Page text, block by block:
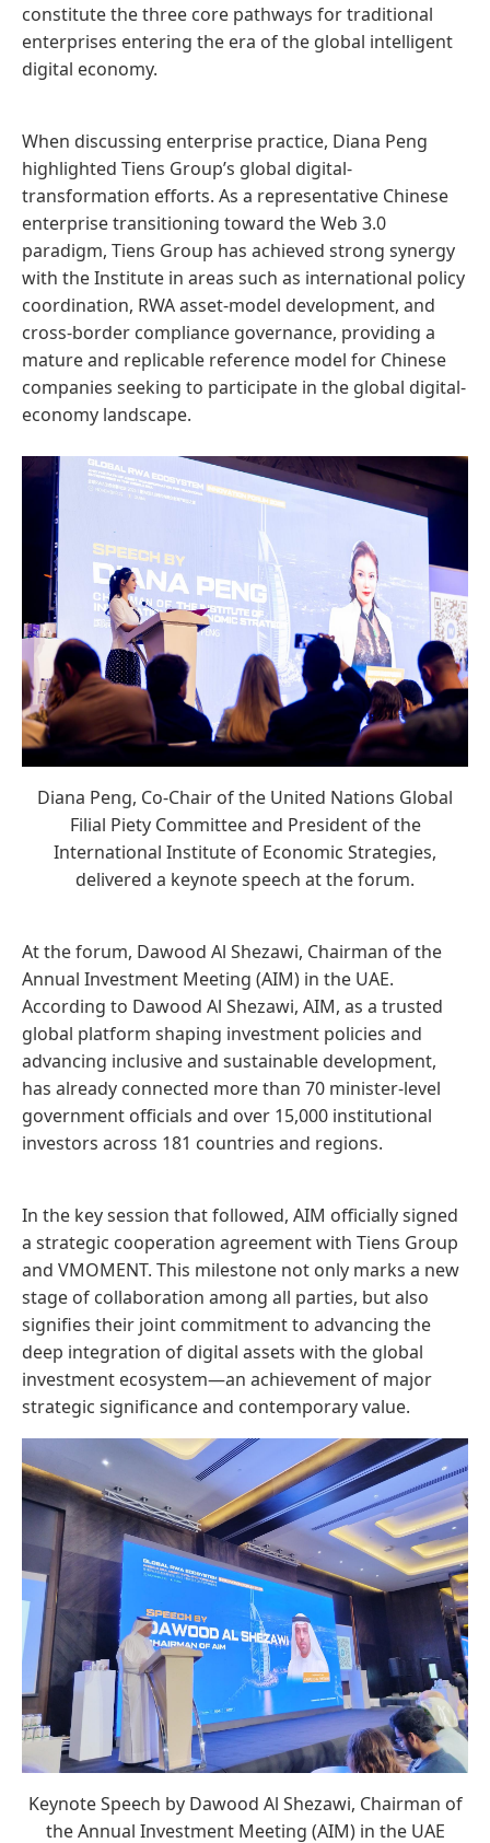
constitute the three core pathways for traditional
enterprises entering the era of the global intelligent
digital economy.
When discussing enterprise practice, Diana Peng
highlighted Tiens Group’s global digital-
transformation efforts. As a representative Chinese
enterprise transitioning toward the Web 3.0
paradigm, Tiens Group has achieved strong synergy
with the Institute in areas such as international policy
coordination, RWA asset-model development, and
cross-border compliance governance, providing a
mature and replicable reference model for Chinese
companies seeking to participate in the global digital-
economy landscape.
Diana Peng, Co-Chair of the United Nations Global
Filial Piety Committee and President of the
International Institute of Economic Strategies,
delivered a keynote speech at the forum.
At the forum, Dawood Al Shezawi, Chairman of the
Annual Investment Meeting (AIM) in the UAE.
According to Dawood Al Shezawi, AIM, as a trusted
global platform shaping investment policies and
advancing inclusive and sustainable development,
has already connected more than 70 minister-level
government officials and over 15,000 institutional
investors across 181 countries and regions.
In the key session that followed, AIM officially signed
a strategic cooperation agreement with Tiens Group
and VMOMENT. This milestone not only marks a new
stage of collaboration among all parties, but also
signifies their joint commitment to advancing the
deep integration of digital assets with the global
investment ecosystem—an achievement of major
strategic significance and contemporary value.
Keynote Speech by Dawood Al Shezawi, Chairman of
the Annual Investment Meeting (AIM) in the UAE